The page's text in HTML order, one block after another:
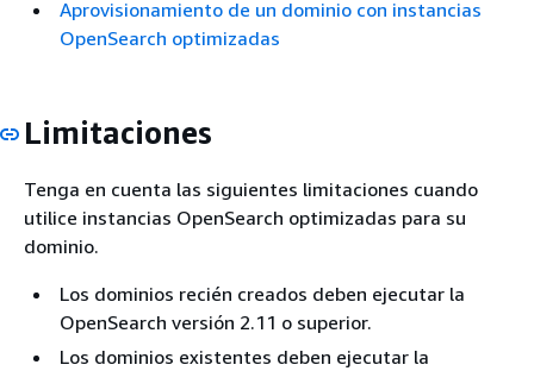
Aprovisionamiento de un dominio con instancias
OpenSearch optimizadas
Limitaciones
Tenga en cuenta las siguientes limitaciones cuando
utilice instancias OpenSearch optimizadas para su
dominio.
Los dominios recién creados deben ejecutar la
OpenSearch versión 2.11 o superior.
Los dominios existentes deben ejecutar la